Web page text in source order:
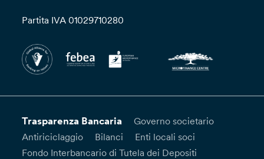
Partita IVA 01029710280
Trasparenza Bancaria
Governo societario
Antiriciclaggio
Bilanci
Enti locali soci
Fondo Interbancario di Tutela dei Depositi